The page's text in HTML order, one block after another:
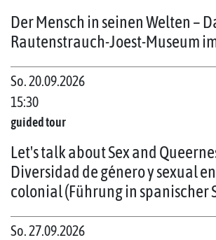
Der Mensch in seinen Welten –
Rautenstrauch-Joest-Museum
So. 20.09.2026
15:30
guided tour
Let's talk about Sex and
Diversidad de género y sexual
colonial (Führung in spanischer
So. 27.09.2026